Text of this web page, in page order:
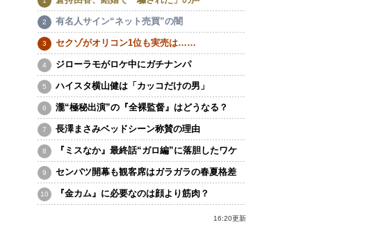
有名人サイン“ネット売買”の闇
セクゾがオリコン1位も実売は……
ジローラモがロケ中にガチナンパ
ハイスタ横山健は「カッコだけの男」
瀧“極秘出演”の『全裸監督』はどうなる？
長澤まさみベッドシーン称賛の理由
『ミスなか』最終話“ガロ編”に落胆したワケ
センバツ開幕も観客席はガラガラの春夏格差
『金カム』に必要なのは顔より筋肉？
16:20更新